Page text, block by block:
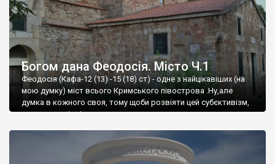
Богом дана Феодосія. Місто Ч.1
Феодосія (Кафа-12 (13) -15 (18) ст) - одне з найцікавіших (на
мою думку) міст всього Кримського півострова .Ну,але
думка в кожного своя, тому щоби розвіяти цей субєктивізм,
запрошую відвідати це